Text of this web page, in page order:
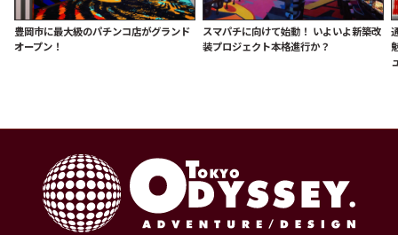
豊岡市に最大級のパチンコ店がグランド
オープン！
スマパチに向けて始動！ いよいよ新築改
装プロジェクト本格進行か？